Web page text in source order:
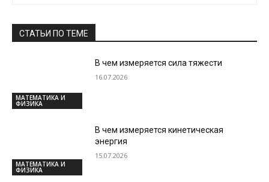
СТАТЬИ ПО ТЕМЕ
МАТЕМАТИКА И
ФИЗИКА
В чем измеряется сила тяжести
16.07.2026
МАТЕМАТИКА И
ФИЗИКА
В чем измеряется кинетическая
энергия
15.07.2026